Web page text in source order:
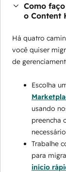
Como
o Content
Há quatro
você quiser
de
Escolha
usando
preencha
Trabalhe
para
início